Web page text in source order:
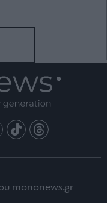
mononews.gr